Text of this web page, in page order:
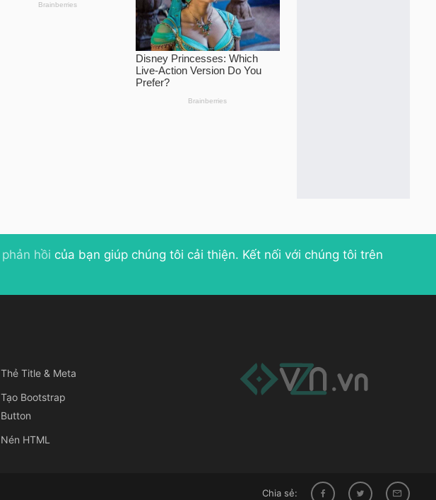
phản hồi của bạn giúp chúng tôi cải thiện. Kết nối với chúng tôi trên
Thẻ Title & Meta
Tạo Bootstrap
Button
Nén HTML
Chia sẻ: